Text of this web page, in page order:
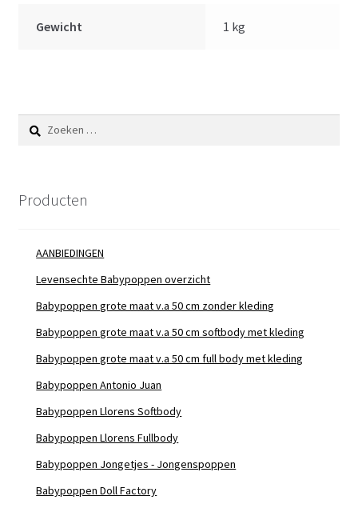
Gewicht 1 kg
Zoeken
naar:
Producten
AANBIEDINGEN
Levensechte Babypoppen overzicht
Babypoppen grote maat v.a 50 cm zonder kleding
Babypoppen grote maat v.a 50 cm softbody met kleding
Babypoppen grote maat v.a 50 cm full body met kleding
Babypoppen Antonio Juan
Babypoppen Llorens Softbody
Babypoppen Llorens Fullbody
Babypoppen Jongetjes - Jongenspoppen
Babypoppen Doll Factory